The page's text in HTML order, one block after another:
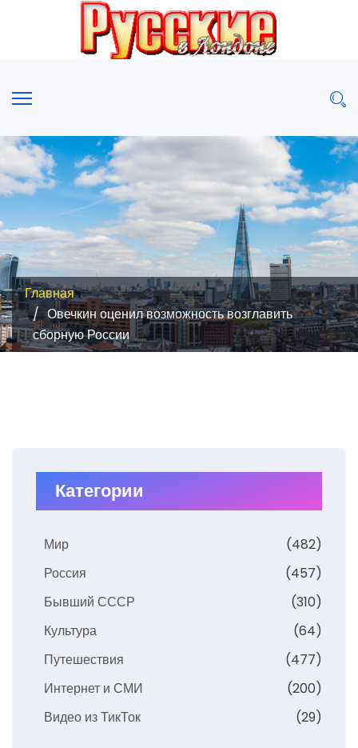
Главная
Овечкин оценил возможность возглавить
сборную России
Категории
Мир
(482)
Россия
(457)
Бывший СССР
(310)
Культура
(64)
Путешествия
(477)
Интернет и СМИ
(200)
Видео из ТикТок
(29)